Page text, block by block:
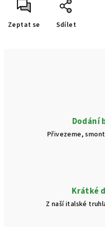
Zeptat se Sdílet
Dodání
Přivezeme,
Krátké
Z naší italské